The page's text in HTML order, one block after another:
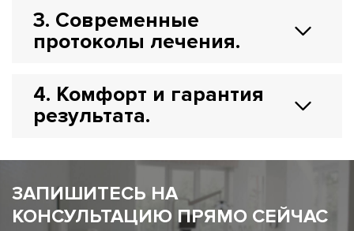
3. Современные
протоколы лечения.
4. Комфорт и гарантия
результата.
ЗАПИШИТЕСЬ НА
КОНСУЛЬТАЦИЮ ПРЯМО СЕЙЧАС